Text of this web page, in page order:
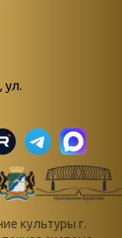
Народ.
живые»
«Мне всё
снятся
военной поры
ул.
культуры г.